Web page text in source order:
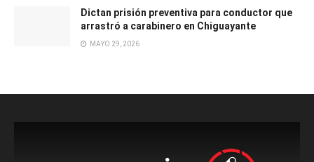
Dictan prisión preventiva para conductor que
arrastró a carabinero en Chiguayante
MAYO 29, 2026